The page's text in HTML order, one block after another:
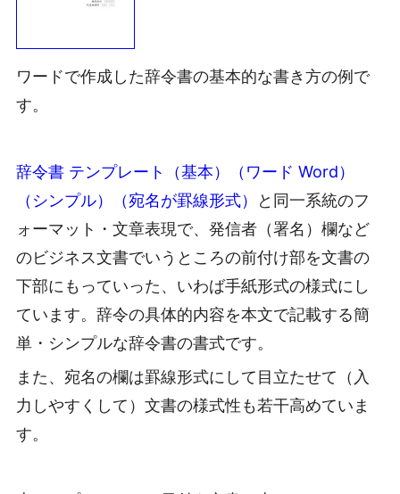
ワードで作成した辞令書の基本的な書き方の例で
す。
辞令書 テンプレート（基本）（ワード Word）
（シンプル）（宛名が罫線形式）
と同一系統のフ
ォーマット・文章表現で、発信者（署名）欄など
のビジネス文書でいうところの前付け部を文書の
下部にもっていった、いわば手紙形式の様式にし
ています。辞令の具体的内容を本文で記載する簡
単・シンプルな辞令書の書式です。
また、宛名の欄は罫線形式にして目立たせて（入
力しやすくして）文書の様式性も若干高めていま
す。